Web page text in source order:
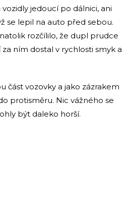
jedoucí po dálnici, ani
se lepil na auto před sebou.
rozčílilo, že dupl prudce
ním dostal v rychlosti smyk a
část vozovky a jako zázrakem
protisměru. Nic vážného se
být daleko horší.